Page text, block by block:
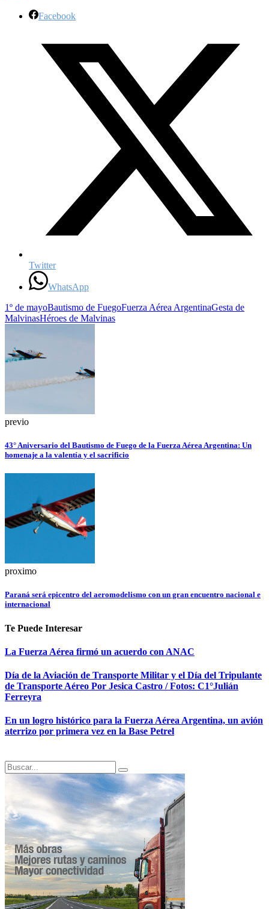
Facebook
Twitter
WhatsApp
1º de mayoBautismo de FuegoFuerza Aérea ArgentinaGesta de
MalvinasHéroes de Malvinas
previo
43° Aniversario del Bautismo de Fuego de la Fuerza Aérea Argentina: Un
homenaje a la valentía y el sacrificio
proximo
Paraná será epicentro del aeromodelismo con un gran encuentro nacional e
internacional
Te Puede Interesar
La Fuerza Aérea firmó un acuerdo con ANAC
Día de la Aviación de Transporte Militar y el Día del Tripulante
de Transporte Aéreo Por Jesica Castro / Fotos: C1°Julián
Ferreyra
En un logro histórico para la Fuerza Aérea Argentina, un avión
aterrizo por primera vez en la Base Petrel
Search
for:
Search